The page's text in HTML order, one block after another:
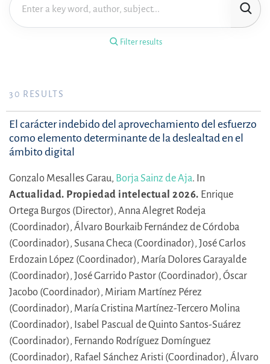
Filter results
Practice area
30 RESULTS
El carácter indebido del aprovechamiento del esfuerzo
como elemento determinante de la deslealtad en el
ámbito digital
Gonzalo Mesalles Garau, Borja Sainz de Aja. In
Actualidad. Propiedad intelectual 2026. Enrique
Ortega Burgos (Director), Anna Alegret Rodeja
(Coordinador), Álvaro Bourkaib Fernández de Córdoba
(Coordinador), Susana Checa (Coordinador), José Carlos
Erdozain López (Coordinador), María Dolores Garayalde
(Coordinador), José Garrido Pastor (Coordinador), Óscar
Jacobo (Coordinador), Miriam Martínez Pérez
(Coordinador), María Cristina Martínez-Tercero Molina
(Coordinador), Isabel Pascual de Quinto Santos-Suárez
(Coordinador), Fernando Rodríguez Domínguez
(Coordinador), Rafael Sánchez Aristi (Coordinador), Álvaro